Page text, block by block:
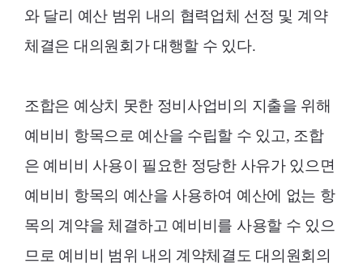
와 달리 예산 범위 내의 협력업체 선정 및 계약
체결은 대의원회가 대행할 수 있다.
조합은 예상치 못한 정비사업비의 지출을 위해
예비비 항목으로 예산을 수립할 수 있고, 조합
은 예비비 사용이 필요한 정당한 사유가 있으면
예비비 항목의 예산을 사용하여 예산에 없는 항
목의 계약을 체결하고 예비비를 사용할 수 있으
므로 예비비 범위 내의 계약체결도 대의원회의